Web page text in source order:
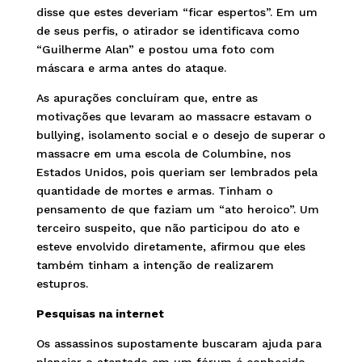
disse que estes deveriam “ficar espertos”. Em um
de seus perfis, o atirador se identificava como
“Guilherme Alan” e postou uma foto com
máscara e arma antes do ataque.
As apurações concluíram que, entre as
motivações que levaram ao massacre estavam o
bullying, isolamento social e o desejo de superar o
massacre em uma escola de Columbine, nos
Estados Unidos, pois queriam ser lembrados pela
quantidade de mortes e armas. Tinham o
pensamento de que faziam um “ato heroico”. Um
terceiro suspeito, que não participou do ato e
esteve envolvido diretamente, afirmou que eles
também tinham a intenção de realizarem
estupros.
Pesquisas na internet
Os assassinos supostamente buscaram ajuda para